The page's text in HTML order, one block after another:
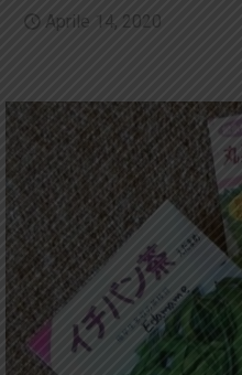
Aprile 14, 2020